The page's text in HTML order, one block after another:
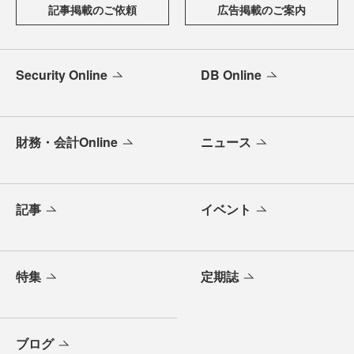
記事掲載のご依頼 広告掲載のご案内
Security Online DB Online
財務・会計Online ニュース
記事 イベント
特集 定期誌
ブログ